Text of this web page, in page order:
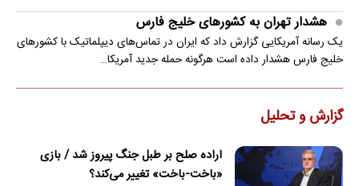
هشدار تهران به کشورهای خلیج فارس
یک رسانه آمریکایی گزارش داد که ایران در تماس‌های دیپلماتیک با کشورهای
خلیج فارس هشدار داده است هرگونه حمله جدید آمریکا…
گزارش و تحلیل
اراده صلح بر طبل جنگ پیروز شد / بازی
«باخت-باخت» تغییر می‌کند؟